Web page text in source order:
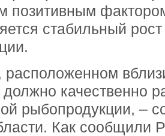
позитивным
стабильный
расположенном
качественно
рыбопродукции, –
Как сообщили